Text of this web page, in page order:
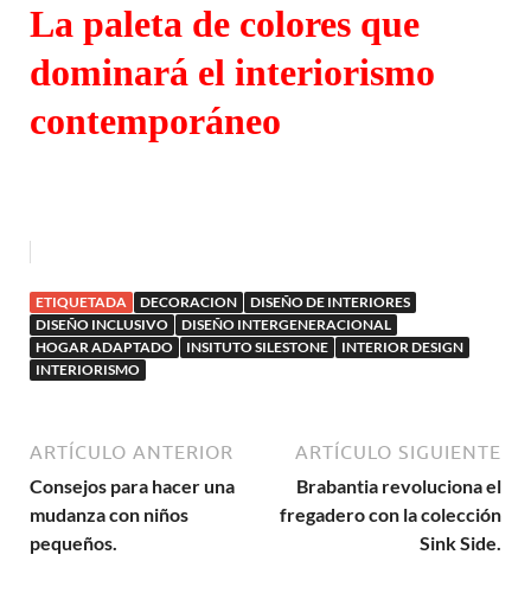
La paleta de colores que
dominará el interiorismo
contemporáneo
ETIQUETADA DECORACION
DISEÑO DE INTERIORES
DISEÑO INCLUSIVO
DISEÑO INTERGENERACIONAL
HOGAR ADAPTADO
INSITUTO SILESTONE
INTERIOR DESIGN
INTERIORISMO
ARTÍCULO ANTERIOR
Consejos para hacer una
mudanza con niños
pequeños.
ARTÍCULO SIGUIENTE
Brabantia revoluciona el
fregadero con la colección
Sink Side.